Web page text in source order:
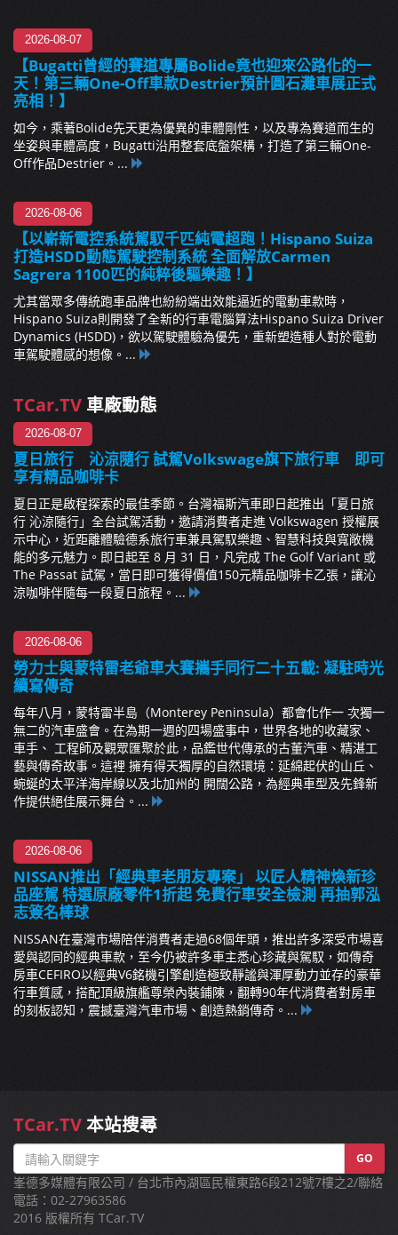
2026-08-07
【Bugatti曾經的賽道專屬Bolide竟也迎來公路化的一
天！第三輛One-Off車款Destrier預計圓石灘車展正式
亮相！】
如今，乘著Bolide先天更為優異的車體剛性，以及專為賽道而生的
坐姿與車體高度，Bugatti沿用整套底盤架構，打造了第三輛One-
Off作品Destrier。...
2026-08-06
【以嶄新電控系統駕馭千匹純電超跑！Hispano Suiza
打造HSDD動態駕駛控制系統 全面解放Carmen
Sagrera 1100匹的純粹後驅樂趣！】
尤其當眾多傳統跑車品牌也紛紛端出效能逼近的電動車款時，
Hispano Suiza則開發了全新的行車電腦算法Hispano Suiza Driver
Dynamics (HSDD)，欲以駕駛體驗為優先，重新塑造種人對於電動
車駕駛體感的想像。...
TCar.TV 車廠動態
2026-08-07
夏日旅行 沁涼隨行 試駕Volkswage旗下旅行車 即可
享有精品咖啡卡
夏日正是啟程探索的最佳季節。台灣福斯汽車即日起推出「夏日旅
行 沁涼隨行」全台試駕活動，邀請消費者走進 Volkswagen 授權展
示中心，近距離體驗德系旅行車兼具駕馭樂趣、智慧科技與寬敞機
能的多元魅力。即日起至 8 月 31 日，凡完成 The Golf Variant 或
The Passat 試駕，當日即可獲得價值150元精品咖啡卡乙張，讓沁
涼咖啡伴隨每一段夏日旅程。...
2026-08-06
勞力士與蒙特雷老爺車大賽攜手同行二十五載: 凝駐時光
續寫傳奇
每年八月，蒙特雷半島（Monterey Peninsula）都會化作一 次獨一
無二的汽車盛會。在為期一週的四場盛事中，世界各地的收藏家、
車手、 工程師及觀眾匯聚於此，品鑑世代傳承的古董汽車、精湛工
藝與傳奇故事。這裡 擁有得天獨厚的自然環境：延綿起伏的山丘、
蜿蜒的太平洋海岸線以及北加州的 開闊公路，為經典車型及先鋒新
作提供絕佳展示舞台。...
2026-08-06
NISSAN推出「經典車老朋友專案」 以匠人精神煥新珍
品座駕 特選原廠零件1折起 免費行車安全檢測 再抽郭泓
志簽名棒球
NISSAN在臺灣市場陪伴消費者走過68個年頭，推出許多深受市場喜
愛與認同的經典車款，至今仍被許多車主悉心珍藏與駕馭，如傳奇
房車CEFIRO以經典V6銘機引擎創造極致靜謐與渾厚動力並存的豪華
行車質感，搭配頂級旗艦尊榮內裝鋪陳，翻轉90年代消費者對房車
的刻板認知，震撼臺灣汽車市場、創造熱銷傳奇。...
TCar.TV本站搜尋
GO
峯德多媒體有限公司 / 台北市內湖區民權東路6段212號7樓之2/聯絡
電話：02-27963586
2016 版權所有 TCar.TV